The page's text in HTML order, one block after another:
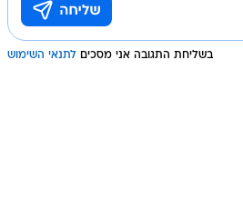
בשליחת התגובה אני מסכים לתנאי השימוש